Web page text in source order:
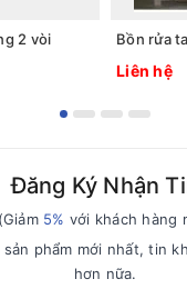
2 vòi Bồn rửa
Liên hệ
Đăng Ký Nhận
(Giảm 5% với khách hàng
sản phẩm mới nhất, tin
hơn nữa.